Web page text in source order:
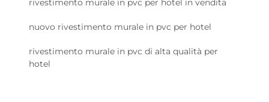
rivestimento murale in pvc per hotel in vendita
nuovo rivestimento murale in pvc per hotel
rivestimento murale in pvc di alta qualità per
hotel